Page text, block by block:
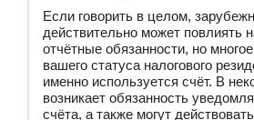
Если говорить в целом,
действительно может повлиять
отчётные обязанности, но
вашего статуса налогового
именно используется счёт. В
возникает обязанность
счёта, а также могут